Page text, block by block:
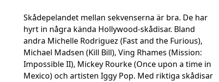
Skådepelandet mellan sekvenserna är bra. De har
hyrt in några kända Hollywood-skådisar. Bland
andra Michelle Rodriguez (Fast and the Furious),
Michael Madsen (Kill Bill), Ving Rhames (Mission:
Impossible II), Mickey Rourke (Once upon a time in
Mexico) och artisten Iggy Pop. Med riktiga skådisar